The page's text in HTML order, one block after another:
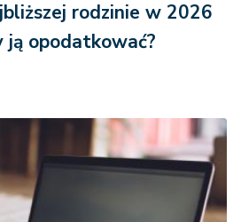
rodzinie w 2026
ją opodatkować?